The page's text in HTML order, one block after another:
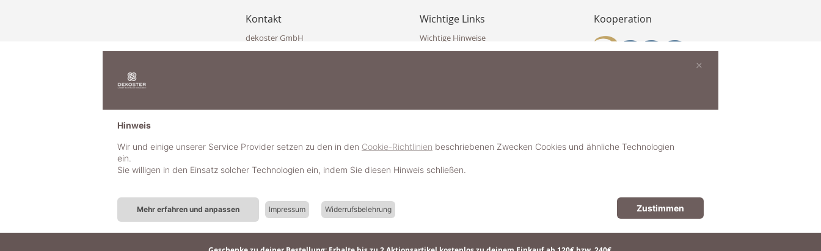
Kontakt
dekoster GmbH
Eisenkappler Str. 10
+43 677 623 47 410 (WhatsApp)
Wichtige Links
Wichtige Hinweise
Häufig gestellte Fragen (FAQ)
Impressum
Schmuckerlebnis / Schmuckparty buchen
Schmuck- & Styleguide werden
Kooperation
© 2018-2025 dekoster GmbH
Hinweis
Wir und einige unserer Service Provider setzen zu den in den Cookie-Richtlinien beschriebenen Zwecken Cookies und ähnliche Technologien
ein.
Sie willigen in den Einsatz solcher Technologien ein, indem Sie diesen Hinweis schließen.
Mehr erfahren und anpassen Impressum Widerrufsbelehrung Zustimmen
×